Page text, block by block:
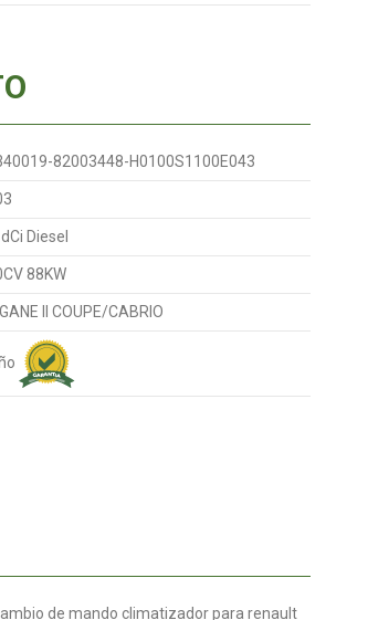
82003448-H0100S1100E043
Diesel
88KW
II COUPE/CABRIO
de mando climatizador para renault